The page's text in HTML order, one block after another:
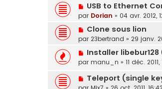
USB to Ethernet
par Dorian » 04 avr. 2012,
Clone sous lion
par 23bertrand » 29 janv.
Installer libebur128
par manu_n » 11 déc. 2011,
Teleport (single